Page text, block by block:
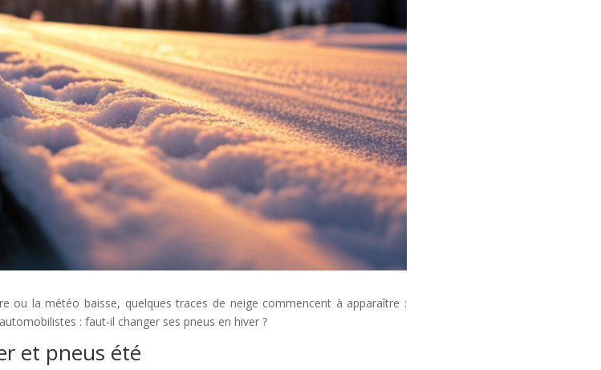
ou la météo baisse, quelques traces de neige commencent à apparaître :
: faut-il changer ses pneus en hiver ?
et pneus été